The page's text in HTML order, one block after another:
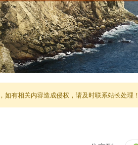
有相关内容造成侵权，请及时联系站长处理！